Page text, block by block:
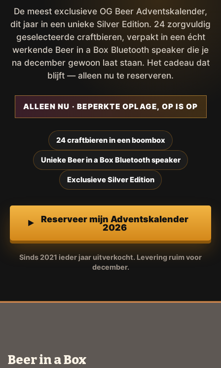
De meest exclusieve OG Beer Adventskalender,
dit jaar in een unieke Silver Edition. 24 zorgvuldig
geselecteerde craftbieren, verpakt in een écht
werkende Beer in a Box Bluetooth speaker die je
na december gewoon laat staan. Het cadeau dat
blijft — alleen nu te reserveren.
ALLEEN NU · BEPERKTE OPLAGE, OP IS OP
24 craftbieren in een boombox
Unieke Beer in a Box Bluetooth speaker
Exclusieve Silver Edition
Reserveer mijn Adventskalender
2026
Sinds 2021 ieder jaar uitverkocht. Levering ruim voor
december.
Beer in a Box